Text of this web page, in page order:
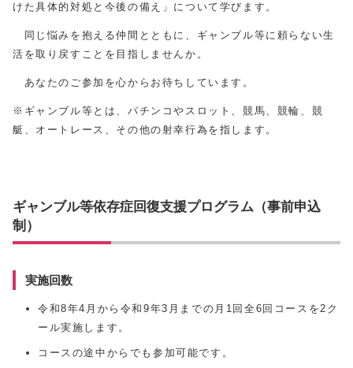
けた具体的対処と今後の備え」について学びます。
同じ悩みを抱える仲間とともに、ギャンブル等に頼らない生
活を取り戻すことを目指しませんか。
あなたのご参加を心からお待ちしています。
※ギャンブル等とは、パチンコやスロット、競馬、競輪、競
艇、オートレース、その他の射幸行為を指します。
ギャンブル等依存症回復支援プログラム（事前申込
制）
実施回数
令和8年4月から令和9年3月までの月1回全6回コースを2ク
ール実施します。
コースの途中からでも参加可能です。